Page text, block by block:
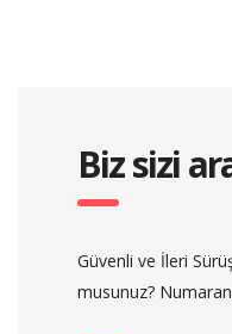
Biz sizi
Güvenli ve İleri
musunuz?